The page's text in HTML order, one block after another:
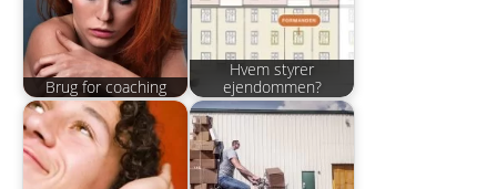
Brug for coaching
Hvem styrer
ejendommen?